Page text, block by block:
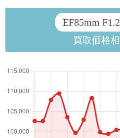
EF85mm
買取価格